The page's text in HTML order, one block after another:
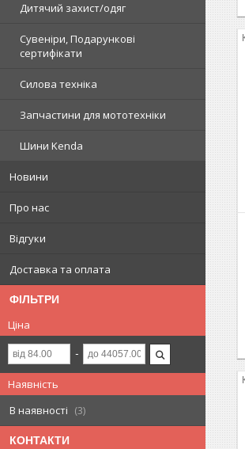
Дитячий захист/одяг
Сувеніри, Подарункові
сертифікати
Силова техніка
Запчастини для мототехніки
Шини Kenda
Новини
Про нас
Відгуки
Доставка та оплата
ФІЛЬТРИ
Ціна
Наявність
В наявності
3
КОНТАКТИ